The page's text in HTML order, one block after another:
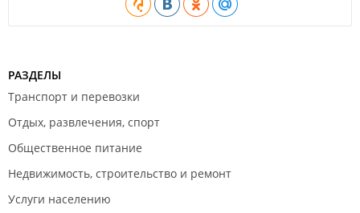
РАЗДЕЛЫ
Транспорт и перевозки
Отдых, развлечения, спорт
Общественное питание
Недвижимость, строительство и ремонт
Услуги населению